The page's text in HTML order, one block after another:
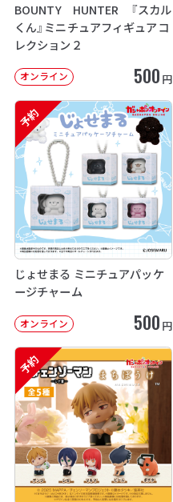
BOUNTY HUNTER 『スカル
くん』ミニチュアフィギュアコ
レクション２
オンライン 500 円
予約
じょせまる ミニチュアパッケ
ージチャーム
オンライン 500 円
予約